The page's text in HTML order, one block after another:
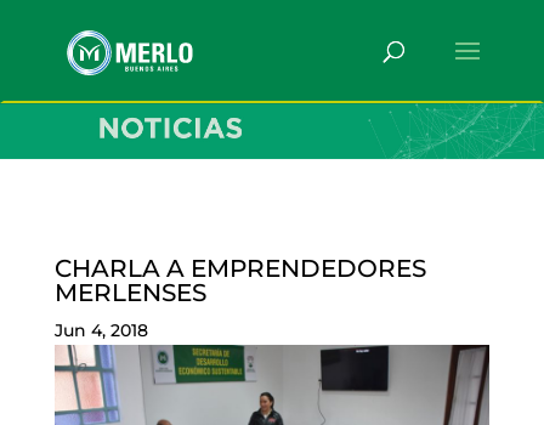
CHARLA A EMPRENDEDORES
MERLENSES
Jun 4, 2018